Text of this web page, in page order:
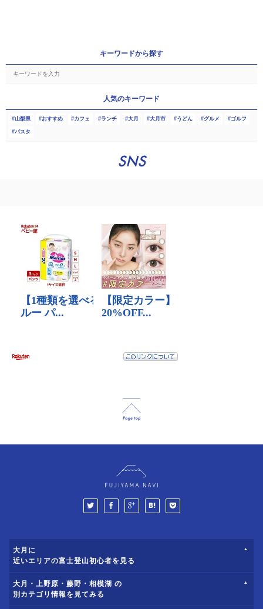
キーワードから探す
人気のキーワード
山梨県 おすすめ カフェ ランチ 大月 大月市 うどん グルメ ゴルフ
パスタ
SNS
大月に
近いエリアの富士登山初心者を見る
大月・上野原・藤野・相模湖 の
別カテゴリ情報を見てみる